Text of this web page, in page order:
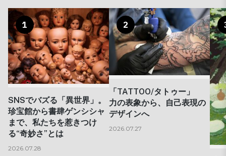
1
SNSでバズる「異世界」。
珍宝館から書肆ゲンシシャ
まで、私たちを惹きつけ
る“奇妙さ”とは
2026.07.28
2
「TATTOO/タトゥー」
力の表象から、自己表現の
デザインへ
2026.07.27